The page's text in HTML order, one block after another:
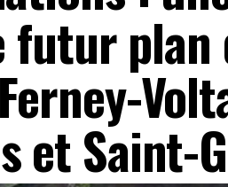
futur plan
et Saint-